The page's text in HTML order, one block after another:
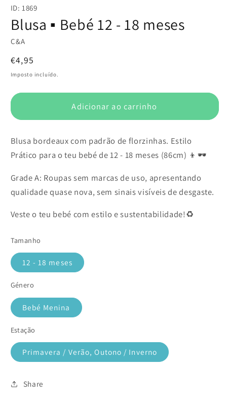
multimédia
em
modal
ID: 1869
Blusa ▪️ Bebé 12 - 18 meses
C&A
Preço
normal
€4,95
Imposto incluído.
Adicionar ao carrinho
Blusa bordeaux com padrão de florzinhas. Estilo
Prático para o teu bebé de 12 - 18 meses (86cm) 👦🕶️
Grade A: Roupas sem marcas de uso, apresentando
qualidade quase nova, sem sinais visíveis de desgaste.
Veste o teu bebé com estilo e sustentabilidade!♻️
Tamanho
12 - 18 meses
Género
Bebé Menina
Estação
Primavera / Verão, Outono / Inverno
Share